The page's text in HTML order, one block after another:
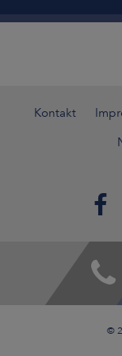
Kontakt
©